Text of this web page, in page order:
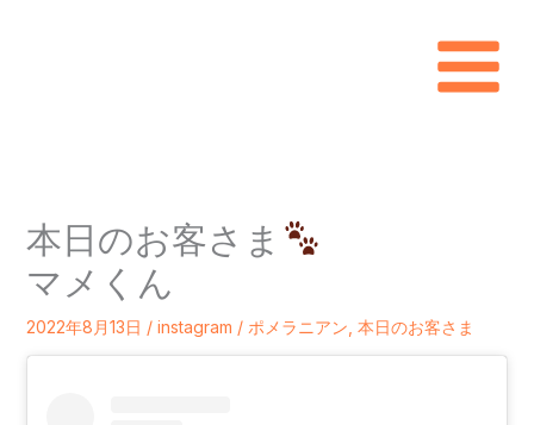
本日のお客さま
マメくん
2022年8月13日 / instagram / ポメラニアン 本日のお客さま